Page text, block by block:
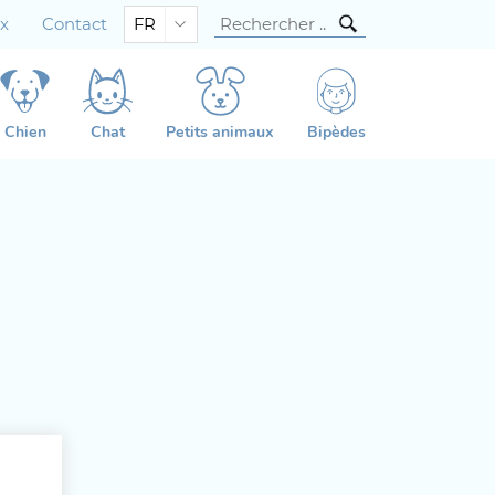
Contact FR
Chien Chat Petits animaux Bipèdes